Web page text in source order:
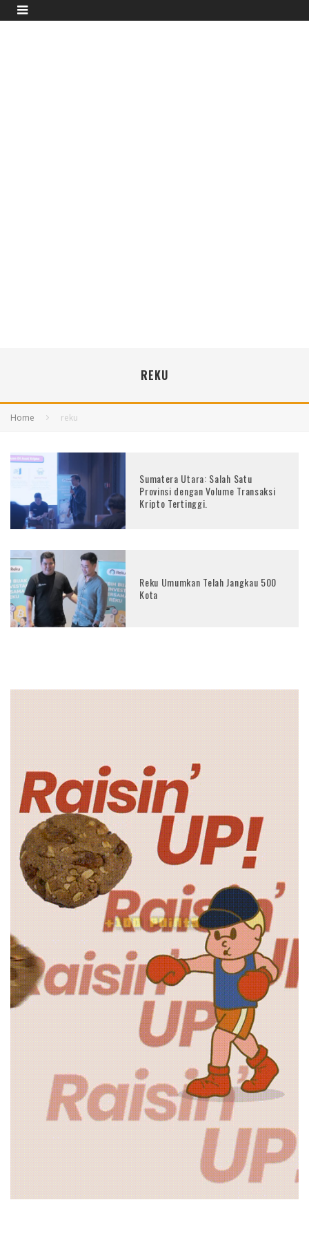
REKU
Home reku
Sumatera Utara: Salah Satu
Provinsi dengan Volume Transaksi
Kripto Tertinggi.
Reku Umumkan Telah Jangkau 500
Kota